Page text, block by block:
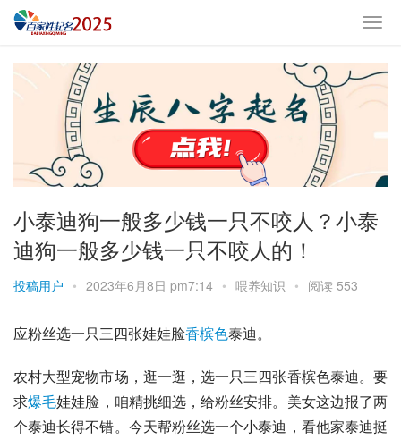
小泰迪狗一般多少钱一只不咬人？小泰
迪狗一般多少钱一只不咬人的！
投稿用户 • 2023年6月8日 pm7:14 • 喂养知识 • 阅读 553
应粉丝选一只三四张娃娃脸香槟色泰迪。
农村大型宠物市场，逛一逛，选一只三四张香槟色泰迪。要
求爆毛娃娃脸，咱精挑细选，给粉丝安排。美女这边报了两
个泰迪长得不错。今天帮粉丝选一个小泰迪，看他家泰迪挺